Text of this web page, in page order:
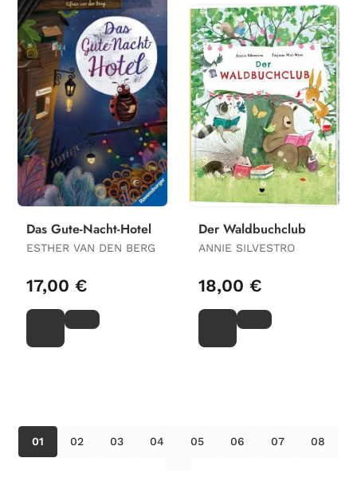
Das Gute-Nacht-Hotel
ESTHER VAN DEN BERG
17,00 €
Der Waldbuchclub
ANNIE SILVESTRO
18,00 €
01 02 03 04 05 06 07 08